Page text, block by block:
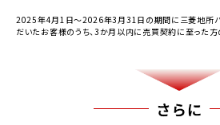
2025年4月1日～2026年3月31日の期間に三菱地所ハ
だいたお客様のうち、3か月以内に売買契約に至った方